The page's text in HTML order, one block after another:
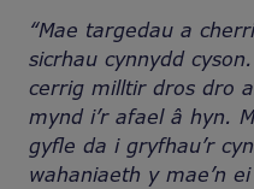
“Mae targedau a
sicrhau cynnydd
cerrig milltir dros dro
mynd i’r afael â hyn.
gyfle da i gryfhau’r
wahaniaeth y mae’n